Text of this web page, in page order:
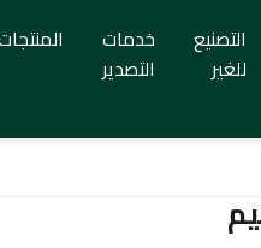
التصنيع
للغير
خدمات
التصدير